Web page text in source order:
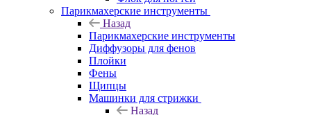
Парикмахерские инструменты
Назад
Парикмахерские инструменты
Диффузоры для фенов
Плойки
Фены
Щипцы
Машинки для стрижки
Назад